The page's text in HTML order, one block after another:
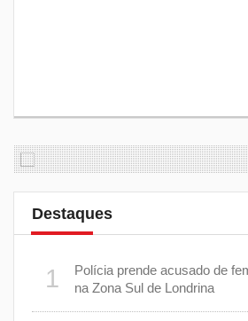
Destaques
1
Polícia prende acusado de
na Zona Sul de Londrina